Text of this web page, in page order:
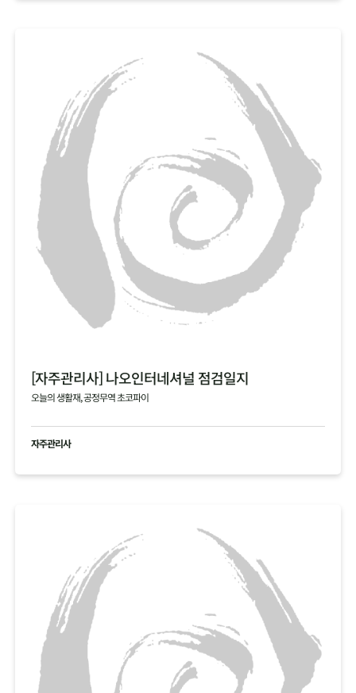
[자주관리사] 나오인터네셔널 점검일지
오늘의 생활재, 공정무역 초코파이
자주관리사